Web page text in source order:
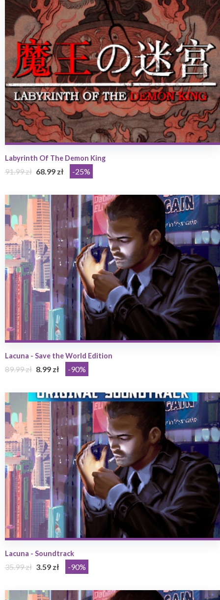
Labyrinth Of The Demon King
91.99 zł 68.99 zł -25%
Lacuna - Save the World Edition
89.99 zł 8.99 zł -90%
Lacuna - Soundtrack
35.99 zł 3.59 zł -90%